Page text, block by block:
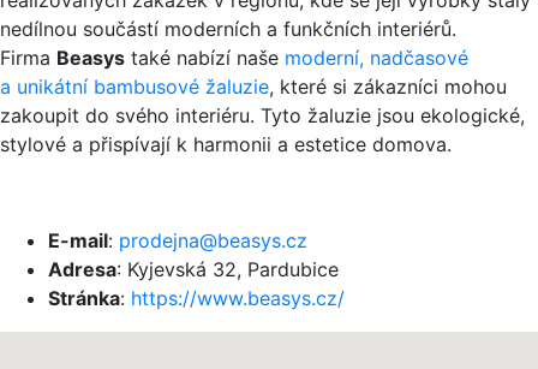
nedílnou součástí moderních a funkčních interiérů.
Firma Beasys také nabízí naše moderní, nadčasové
a unikátní bambusové žaluzie, které si zákazníci mohou
zakoupit do svého interiéru. Tyto žaluzie jsou ekologické,
stylové a přispívají k harmonii a estetice domova.
E-mail: prodejna@beasys.cz
Adresa: Kyjevská 32, Pardubice
Stránka: https://www.beasys.cz/